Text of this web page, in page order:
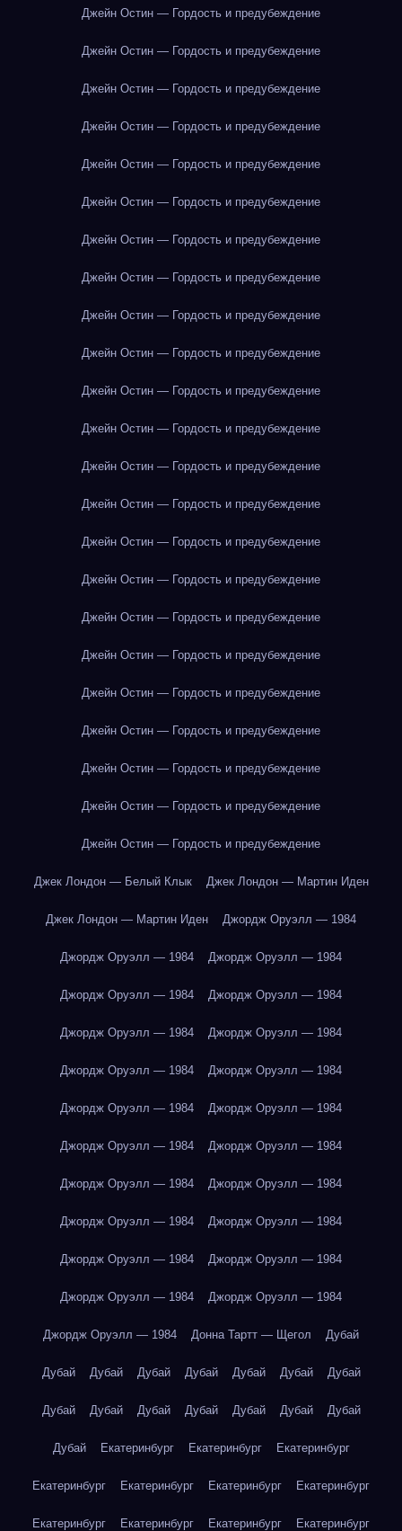
Джейн Остин — Гордость и предубеждение
Джейн Остин — Гордость и предубеждение
Джейн Остин — Гордость и предубеждение
Джейн Остин — Гордость и предубеждение
Джейн Остин — Гордость и предубеждение
Джейн Остин — Гордость и предубеждение
Джейн Остин — Гордость и предубеждение
Джейн Остин — Гордость и предубеждение
Джейн Остин — Гордость и предубеждение
Джейн Остин — Гордость и предубеждение
Джейн Остин — Гордость и предубеждение
Джейн Остин — Гордость и предубеждение
Джейн Остин — Гордость и предубеждение
Джейн Остин — Гордость и предубеждение
Джейн Остин — Гордость и предубеждение
Джейн Остин — Гордость и предубеждение
Джейн Остин — Гордость и предубеждение
Джейн Остин — Гордость и предубеждение
Джейн Остин — Гордость и предубеждение
Джейн Остин — Гордость и предубеждение
Джейн Остин — Гордость и предубеждение
Джейн Остин — Гордость и предубеждение
Джейн Остин — Гордость и предубеждение
Джек Лондон — Белый Клык Джек Лондон — Мартин Иден
Джек Лондон — Мартин Иден Джордж Оруэлл — 1984
Джордж Оруэлл — 1984 Джордж Оруэлл — 1984
Джордж Оруэлл — 1984 Джордж Оруэлл — 1984
Джордж Оруэлл — 1984 Джордж Оруэлл — 1984
Джордж Оруэлл — 1984 Джордж Оруэлл — 1984
Джордж Оруэлл — 1984 Джордж Оруэлл — 1984
Джордж Оруэлл — 1984 Джордж Оруэлл — 1984
Джордж Оруэлл — 1984 Джордж Оруэлл — 1984
Джордж Оруэлл — 1984 Джордж Оруэлл — 1984
Джордж Оруэлл — 1984 Джордж Оруэлл — 1984
Джордж Оруэлл — 1984 Джордж Оруэлл — 1984
Джордж Оруэлл — 1984 Донна Тартт — Щегол Дубай
Дубай Дубай Дубай Дубай Дубай Дубай Дубай
Дубай Дубай Дубай Дубай Дубай Дубай Дубай
Дубай Екатеринбург Екатеринбург Екатеринбург
Екатеринбург Екатеринбург Екатеринбург Екатеринбург
Екатеринбург Екатеринбург Екатеринбург Екатеринбург